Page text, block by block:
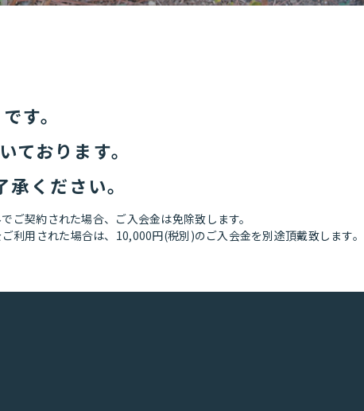
す。
おります。
ください。
ご契約された場合、ご入会金は免除致します。
利用された場合は、10,000円(税別)のご入会金を別途頂戴致します。